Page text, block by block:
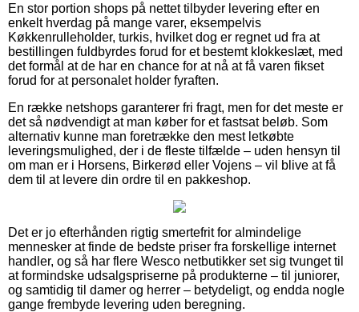
En stor portion shops på nettet tilbyder levering efter en
enkelt hverdag på mange varer, eksempelvis
Køkkenrulleholder, turkis, hvilket dog er regnet ud fra at
bestillingen fuldbyrdes forud for et bestemt klokkeslæt, med
det formål at de har en chance for at nå at få varen fikset
forud for at personalet holder fyraften.
En række netshops garanterer fri fragt, men for det meste er
det så nødvendigt at man køber for et fastsat beløb. Som
alternativ kunne man foretrække den mest letkøbte
leveringsmulighed, der i de fleste tilfælde – uden hensyn til
om man er i Horsens, Birkerød eller Vojens – vil blive at få
dem til at levere din ordre til en pakkeshop.
Det er jo efterhånden rigtig smertefrit for almindelige
mennesker at finde de bedste priser fra forskellige internet
handler, og så har flere Wesco netbutikker set sig tvunget til
at formindske udsalgspriserne på produkterne – til juniorer,
og samtidig til damer og herrer – betydeligt, og endda nogle
gange frembyde levering uden beregning.